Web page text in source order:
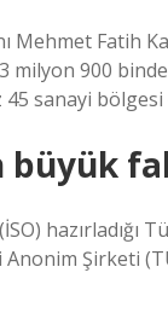
Mehmet Fatih
3 milyon 900
45 sanayi
büyük
Şirketi